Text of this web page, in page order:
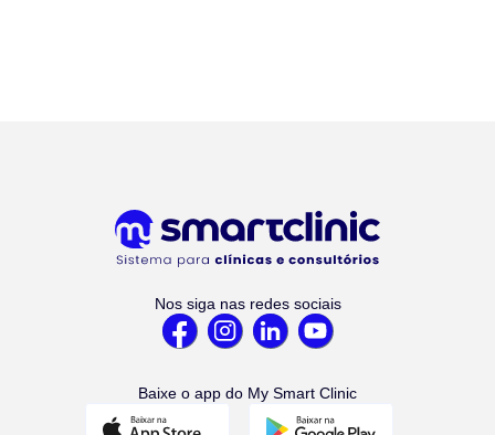
Nos siga nas redes sociais
Baixe o app do My Smart Clinic